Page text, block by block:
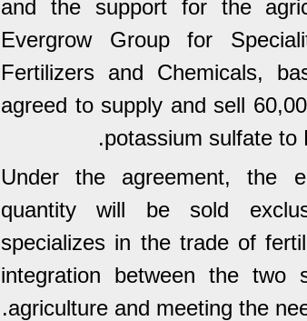
and the support for the
Evergrow Group for
Fertilizers and Chemicals,
agreed to supply and sell
potassium sulfate to
Under the agreement, the
quantity will be sold
specializes in the trade of
integration between the two
agriculture and meeting the